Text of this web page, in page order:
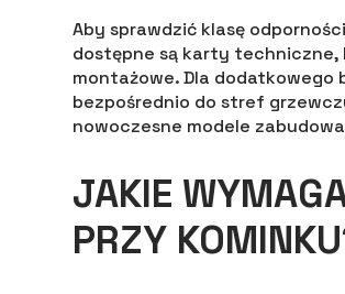
Aby sprawdzić klasę
dostępne są karty
montażowe. Dla
bezpośrednio do stref
nowoczesne modele
JAKIE
PRZY